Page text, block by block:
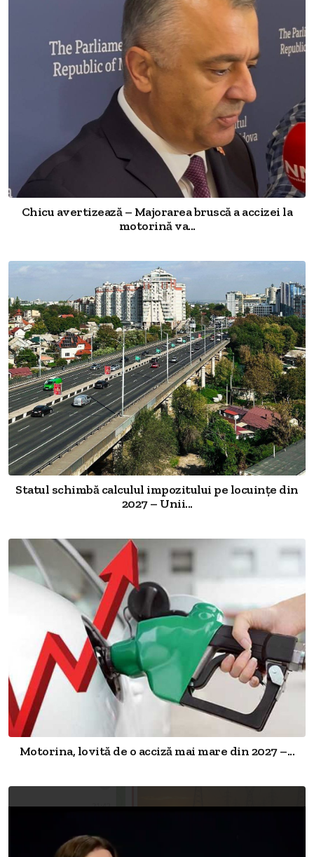
Chicu avertizează – Majorarea bruscă a accizei la
motorină va...
Statul schimbă calculul impozitului pe locuințe din
2027 – Unii...
Motorina, lovită de o acciză mai mare din 2027 –...